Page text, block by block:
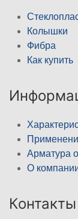
Колышки
Фибра
Как купить
Арматура
О
Контакты